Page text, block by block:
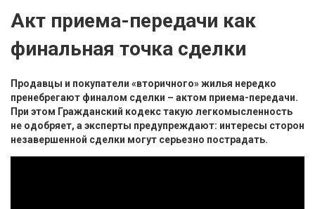
Акт приема-передачи как
финальная точка сделки
Продавцы и покупатели «вторичного» жилья нередко
пренебрегают финалом сделки – актом приема-передачи.
При этом Гражданский кодекс такую легкомысленность
не одобряет, а эксперты предупреждают: интересы сторон
незавершенной сделки могут серьезно пострадать.